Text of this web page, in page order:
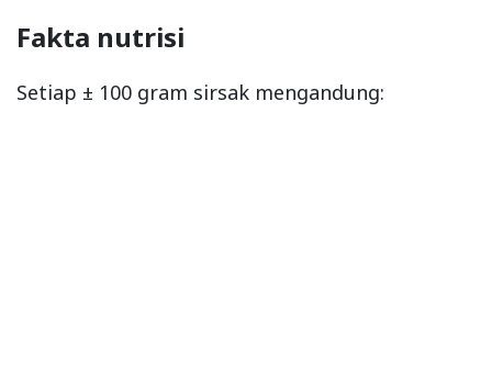
Fakta nutrisi
Setiap ± 100 gram sirsak mengandung: